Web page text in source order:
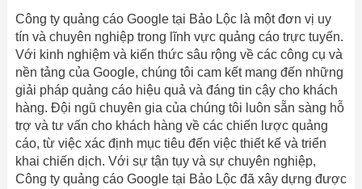
Công ty quảng cáo Google tại Bảo Lộc là một đơn vị uy
tín và chuyên nghiệp trong lĩnh vực quảng cáo trực tuyến.
Với kinh nghiệm và kiến thức sâu rộng về các công cụ và
nền tảng của Google, chúng tôi cam kết mang đến những
giải pháp quảng cáo hiệu quả và đáng tin cậy cho khách
hàng. Đội ngũ chuyên gia của chúng tôi luôn sẵn sàng hỗ
trợ và tư vấn cho khách hàng về các chiến lược quảng
cáo, từ việc xác định mục tiêu đến việc thiết kế và triển
khai chiến dịch. Với sự tận tụy và sự chuyên nghiệp,
Công ty quảng cáo Google tại Bảo Lộc đã xây dựng được